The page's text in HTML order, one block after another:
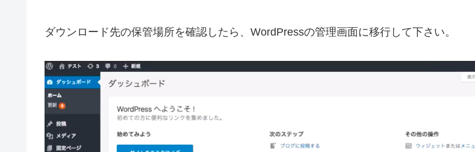
ダウンロード先の保管場所を確認したら、WordPressの管理画面に移行して下さい。